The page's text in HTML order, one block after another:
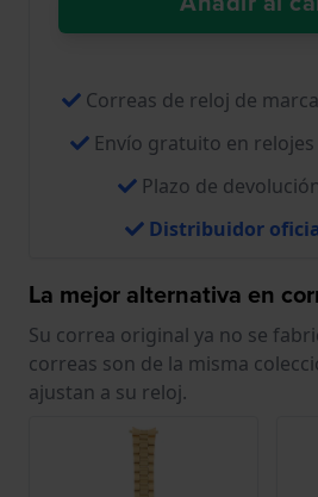
Correas de reloj de marca
Envío gratuito en relojes
Plazo de
Distribuidor
La mejor alternativa en
Su correa original ya no se
correas son de la misma
ajustan a su reloj.